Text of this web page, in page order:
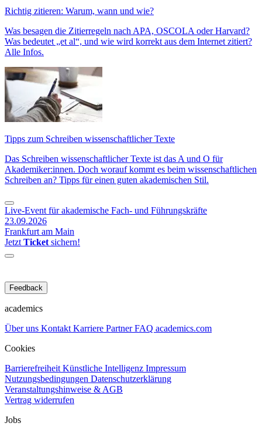
Richtig zitieren: Warum, wann und wie?
Was besagen die Zitierregeln nach APA, OSCOLA oder Harvard?
Was bedeutet „et al“, und wie wird korrekt aus dem Internet zitiert?
Alle Infos.
Tipps zum Schreiben wissenschaftlicher Texte
Das Schreiben wissenschaftlicher Texte ist das A und O für
Akademiker:innen. Doch worauf kommt es beim wissenschaftlichen
Schreiben an? Tipps für einen guten akademischen Stil.
Live-Event für akademische Fach- und Führungskräfte
23.09.2026
Frankfurt am Main
Jetzt Ticket sichern!
Feedback
academics
Über uns Kontakt Karriere PartnerFAQ academics.com
Cookies
Barrierefreiheit Künstliche Intelligenz Impressum
Nutzungsbedingungen Datenschutzerklärung
Veranstaltungshinweise & AGB
Vertrag widerrufen
Jobs